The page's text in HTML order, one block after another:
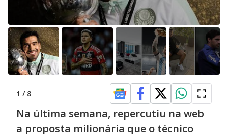
1 / 8
Na última semana, repercutiu na web
a proposta milionária que o técnico